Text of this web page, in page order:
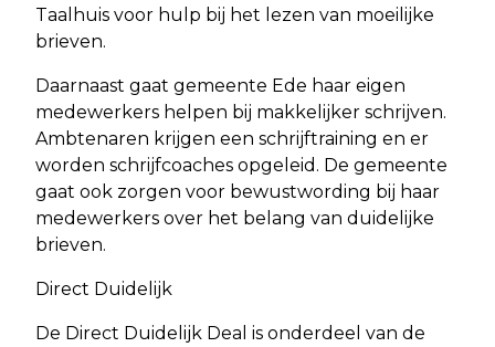
Taalhuis voor hulp bij het lezen van moeilijke
brieven.
Daarnaast gaat gemeente Ede haar eigen
medewerkers helpen bij makkelijker schrijven.
Ambtenaren krijgen een schrijftraining en er
worden schrijfcoaches opgeleid. De gemeente
gaat ook zorgen voor bewustwording bij haar
medewerkers over het belang van duidelijke
brieven.
Direct Duidelijk
De Direct Duidelijk Deal is onderdeel van de